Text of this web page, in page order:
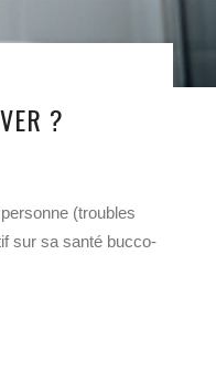
?
(troubles
sur sa santé bucco-